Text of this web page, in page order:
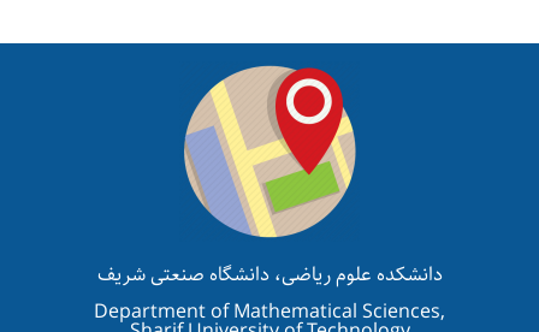
دانشکده علوم ریاضی، دانشگاه صنعتی شریف
Department of Mathematical Sciences,